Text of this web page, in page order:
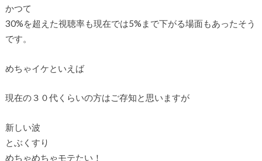
かつて
30%を超えた視聴率も現在では5%まで下がる場面もあったそう
です。
めちゃイケといえば
現在の３０代くらいの方はご存知と思いますが
新しい波
とぶくすり
めちゃめちゃモテたい！